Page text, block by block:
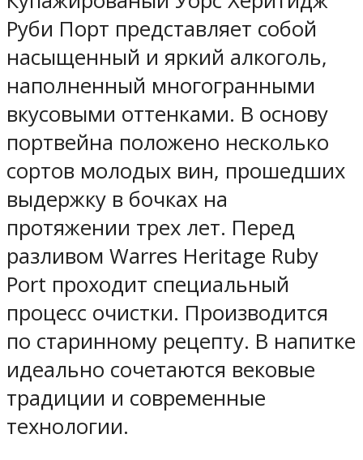
Руби Порт представляет собой
насыщенный и яркий алкоголь,
наполненный многогранными
вкусовыми оттенками. В основу
портвейна положено несколько
сортов молодых вин, прошедших
выдержку в бочках на
протяжении трех лет. Перед
разливом Warres Heritage Ruby
Port проходит специальный
процесс очистки. Производится
по старинному рецепту. В напитке
идеально сочетаются вековые
традиции и современные
технологии.